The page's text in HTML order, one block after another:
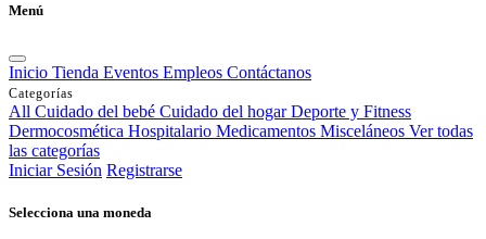
Menú
Inicio Tienda Eventos Empleos Contáctanos
Categorías
All Cuidado del bebé Cuidado del hogar Deporte y Fitness
Dermocosmética Hospitalario Medicamentos Misceláneos Ver todas
las categorías
Iniciar Sesión Registrarse
Selecciona una moneda